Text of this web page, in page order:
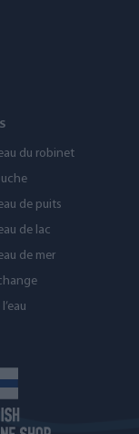
du robinet
de puits
de lac
de mer